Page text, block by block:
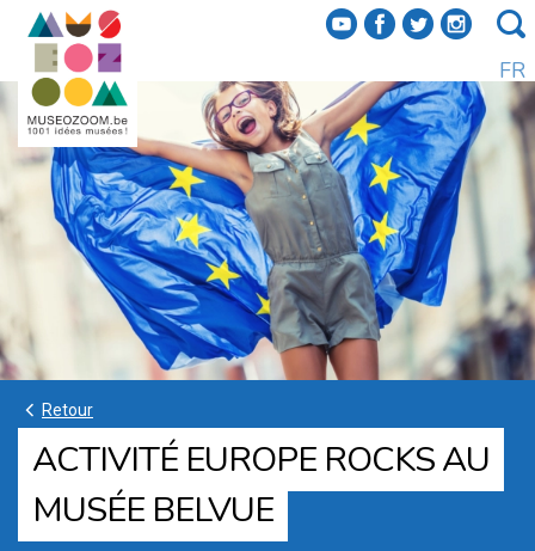
f a b e
FR
k Retour
ACTIVITÉ EUROPE ROCKS AU
MUSÉE BELVUE